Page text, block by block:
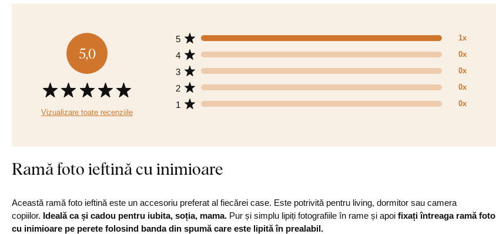
5,0
Vizualizare toate recenziile
1 0x
2 0x
3 0x
4 0x
5 1x
Ramă foto ieftină cu inimioare
Această ramă foto ieftină este un accesoriu preferat al fiecărei case. Este potrivită pentru living, dormitor sau camera
copiilor. Ideală ca și cadou pentru iubita, soția, mama. Pur și simplu lipiți fotografiile în rame și apoi fixați întreaga ramă foto
cu inimioare pe perete folosind banda din spumă care este lipită în prealabil.